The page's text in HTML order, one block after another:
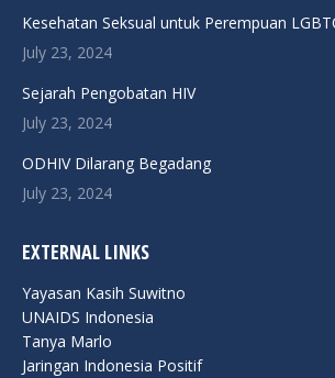
in
new
in
new
in
new
in
in
Kesehatan Seksual untuk Perempuan
July 23, 2024
Sejarah Pengobatan HIV
July 23, 2024
ODHIV Dilarang Begadang
July 23, 2024
EXTERNAL LINKS
Yayasan Kasih Suwitno
UNAIDS Indonesia
Tanya Marlo
Jaringan Indonesia Positif